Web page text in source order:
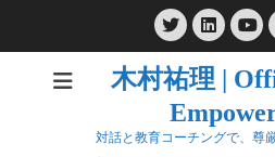
Twitter
木村祐理 |
対話と教育コーチングで、尊